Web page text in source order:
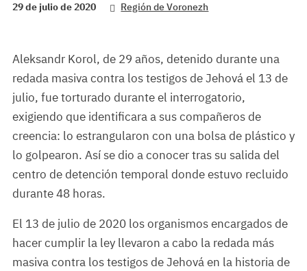
29 de julio de 2020 Región de Voronezh
Aleksandr Korol, de 29 años, detenido durante una
redada masiva contra los testigos de Jehová el 13 de
julio, fue torturado durante el interrogatorio,
exigiendo que identificara a sus compañeros de
creencia: lo estrangularon con una bolsa de plástico y
lo golpearon. Así se dio a conocer tras su salida del
centro de detención temporal donde estuvo recluido
durante 48 horas.
El 13 de julio de 2020 los organismos encargados de
hacer cumplir la ley llevaron a cabo la redada más
masiva contra los testigos de Jehová en la historia de